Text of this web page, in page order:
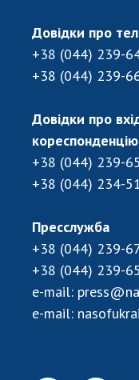
Довідки про
+38 (044) 239-
+38 (044) 239-
Довідки про
кореспонденцію
+38 (044) 239-
+38 (044) 234-
Пресслужба
+38 (044) 239-
+38 (044) 239-
e-mail:
e-mail: